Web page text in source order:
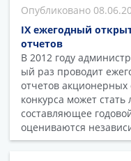
IX ежегодный
отчетов
В 2012 году
ый раз проводит
отчетов
конкурса может
составляющее
оцениваются